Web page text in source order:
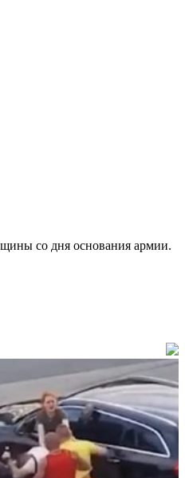
со дня основания армии.